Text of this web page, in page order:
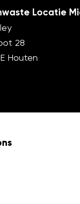
Locatie
28
Houten